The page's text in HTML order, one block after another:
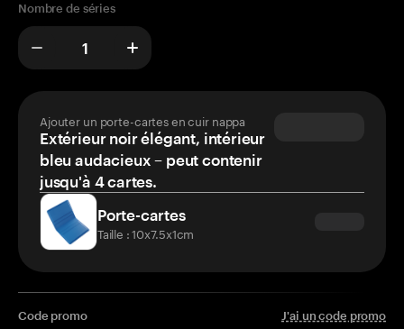
Nombre de séries
Ajouter un porte-cartes en cuir nappa
Extérieur noir élégant, intérieur
bleu audacieux – peut contenir
jusqu'à 4 cartes.
Porte-cartes
Taille : 10x7.5x1cm
Code promo J'ai un code promo